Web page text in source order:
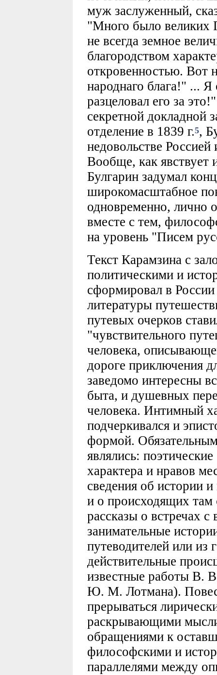
муж заслуженный,
"Много было великих
не всегда земное
благородством
откровенностью. Вот
народнаго блага!" ...
разцеловал его за
секретной докладной
отделение в 1839 г.5,
недовольстве
Вообще, как явствует
Булгарин задумал
широкомасштабное
одновременно, лично
вместе с тем,
на уровень "Писем
Текст Карамзина с
политическими и
сформировал в
литературы
путевых очерков
"чувствительного
человека,
дороге приключения
заведомо интересны
быта, и душевных
человека. Интимный
подчеркивался и
формой.
являлись:
характера и нравов
сведения об истории
и о происходящих
рассказы о встречах
занимательные
путеводителей или из
действительные
известные работы В.
Ю. М. Лотмана).
прерываться
раскрывающими
обращениями к
философскими и
параллелями между